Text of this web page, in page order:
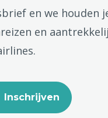
en we houden
en
Inschrijven